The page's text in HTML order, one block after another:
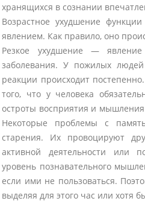
хранящихся в сознании
Возрастное ухудшение
явлением. Как правило, оно
Резкое ухудшение — явление
заболевания. У пожилых
реакции происходит
того, что у человека
остроты восприятия и
Некоторые проблемы с
старения. Их провоцируют
активной деятельности или
уровень познавательного
если ими не пользоваться.
выделяя для этого час или хотя